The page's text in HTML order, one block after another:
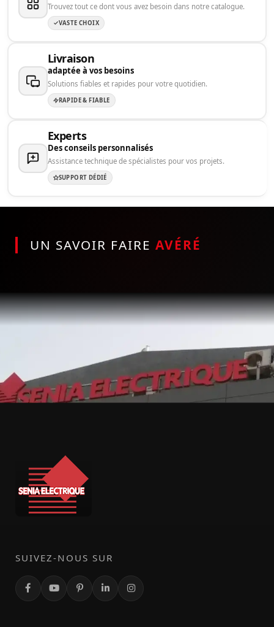
Trouvez tout ce dont vous avez besoin dans notre catalogue.
VASTE CHOIX
Livraison
adaptée à vos besoins
Solutions fiables et rapides pour votre quotidien.
RAPIDE & FIABLE
Experts
Des conseils personnalisés
Assistance technique de spécialistes pour vos projets.
SUPPORT DÉDIÉ
UN SAVOIR FAIRE AVÉRÉ
SUIVEZ-NOUS SUR